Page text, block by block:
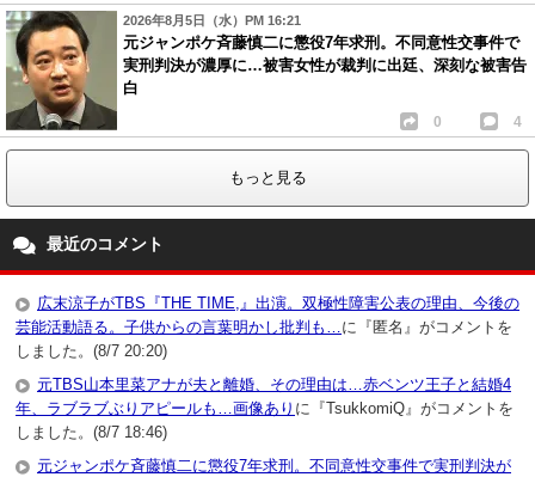
2026年8月5日（水）PM 16:21
元ジャンポケ斉藤慎二に懲役7年求刑。不同意性交事件で
実刑判決が濃厚に…被害女性が裁判に出廷、深刻な被害告
白
0 4
もっと見る
最近のコメント
広末涼子がTBS『THE TIME,』出演。双極性障害公表の理由、今後の
芸能活動語る。子供からの言葉明かし批判も…に『匿名』がコメントを
しました。(8/7 20:20)
元TBS山本里菜アナが夫と離婚、その理由は…赤ベンツ王子と結婚4
年、ラブラブぶりアピールも…画像あり に『TsukkomiQ』がコメントを
しました。(8/7 18:46)
元ジャンポケ斉藤慎二に懲役7年求刑。不同意性交事件で実刑判決が